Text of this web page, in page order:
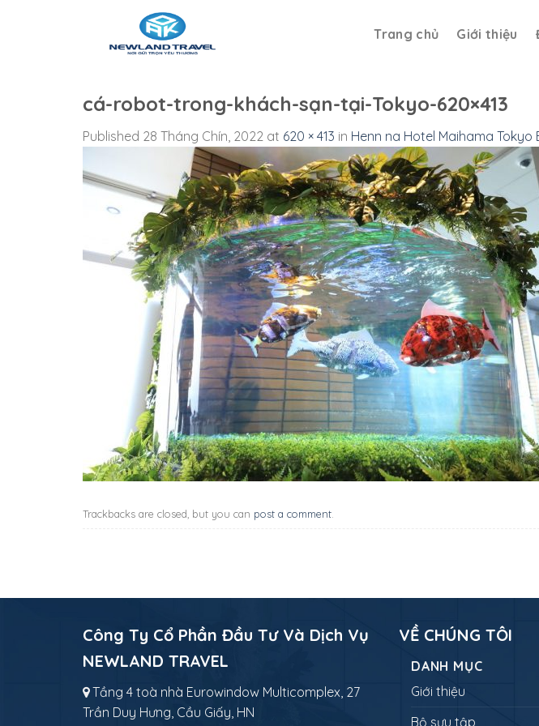
Trang chủ Giới thiệu
cá-robot-trong-khách-sạn-tại-Tokyo-620×413
Published 28 Tháng Chín, 2022 at 620 × 413 in Henn na Hotel Maihama
Trackbacks are closed, but you can post a comment.
Công Ty Cổ Phần Đầu Tư Và Dịch Vụ
NEWLAND TRAVEL
Tầng 4 toà nhà Eurowindow Multicomplex, 27
Trần Duy Hưng, Cầu Giấy, HN
VỀ CHÚNG TÔI
DANH MỤC
Giới thiệu
Bộ sưu tập